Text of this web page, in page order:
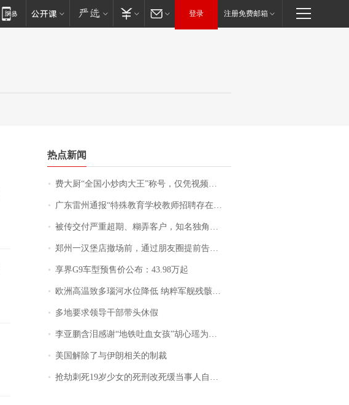
登录 注册免费邮箱
热点新闻
费大厨“全国小炒肉大王”称号，仅凭视频评出？中国烹饪协会回应
广东雷州通报“特殊教育学校教师招聘存在违规行为”：已启动问责程序 副校长被停职
被传交付严重超期、糊弄客户，知名独角兽车企创始人回应：都没证据，将依法采取措施，“本人长期与美国交管局保持沟通，对方表示肯定”
郑州一汉堡店撤场前，通过朋友圈提前告知逐一退费，有顾客仅剩1元也全被退回，分文不少；顾客：言而有信，让人感动
享界G9车型预售价公布：43.98万起
欧洲高温致多瑙河水位降低 纳粹军舰残骸重见天日
多地要求领导干部带头休假
李亚鹏含泪感谢“地铁吐血女孩”胡心瑶为嫣然天使捐99999元：这份捐赠太沉重，尊重其捐赠意愿，个人向胡心瑶和她的病友之家各捐赠99999元
美国解除了与伊朗相关的制裁
抢劫刺死19岁少女的死刑改死缓当事人自述：出狱11年间始终刻意躲避被害人家属